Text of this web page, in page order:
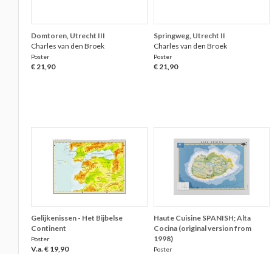
Domtoren, Utrecht III
Charles van den Broek
Poster
€ 21,90
Springweg, Utrecht II
Charles van den Broek
Poster
€ 21,90
Gelijkenissen - Het Bijbelse
Continent
Poster
V.a. € 19,90
Haute Cuisine SPANISH; Alta
Cocina (original version from
1998)
Poster